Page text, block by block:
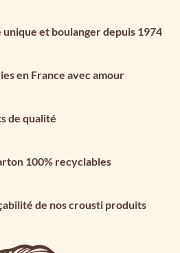
et boulanger depuis 1974
en France avec amour
de qualité
100% recyclables
de nos crousti produits